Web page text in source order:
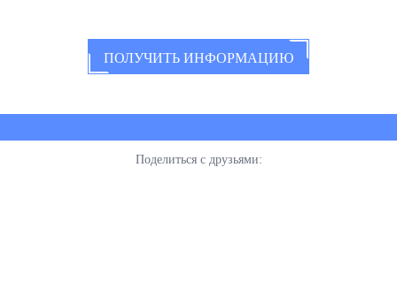
ПОЛУЧИТЬ ИНФОРМАЦИЮ
Поделиться с друзьями: